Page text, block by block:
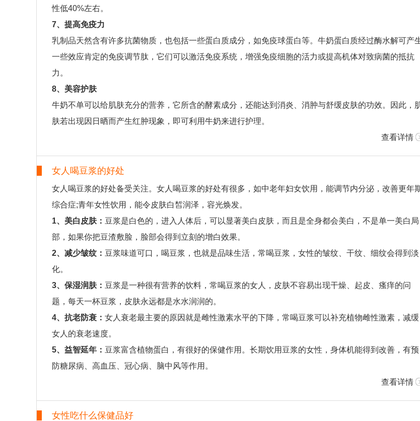
性低40%左右。
7、提高免疫力
乳制品天然含有许多抗菌物质，也包括一些蛋白质成分，如免疫球蛋白等。牛奶蛋白质经过酶水解可产
一些效应肯定的免疫调节肽，它们可以激活免疫系统，增强免疫细胞的活力或提高机体对致病菌的抵抗
力。
8、美容护肤
牛奶不单可以给肌肤充分的营养，它所含的酵素成分，还能达到消炎、消肿与舒缓皮肤的功效。因此，
肤若出现因日晒而产生红肿现象，即可利用牛奶来进行护理。
查看详情
女人喝豆浆的好处
女人喝豆浆的好处备受关注。女人喝豆浆的好处有很多，如中老年妇女饮用，能调节内分泌，改善更年
综合症;青年女性饮用，能令皮肤白皙润泽，容光焕发。
1、美白皮肤： 豆浆是白色的，进入人体后，可以显著美白皮肤，而且是全身都会美白，不是单一美白局
部，如果你把豆渣敷脸，脸部会得到立刻的增白效果。
2、减少皱纹： 豆浆味道可口，喝豆浆，也就是品味生活，常喝豆浆，女性的皱纹、干纹、细纹会得到淡
化。
3、保湿润肤： 豆浆是一种很有营养的饮料，常喝豆浆的女人，皮肤不容易出现干燥、起皮、瘙痒的问
题，每天一杯豆浆，皮肤永远都是水水润润的。
4、抗老防衰： 女人衰老最主要的原因就是雌性激素水平的下降，常喝豆浆可以补充植物雌性激素，减缓
女人的衰老速度。
5、益智延年： 豆浆富含植物蛋白，有很好的保健作用。长期饮用豆浆的女性，身体机能得到改善，有预
防糖尿病、高血压、冠心病、脑中风等作用。
查看详情
女性吃什么保健品好